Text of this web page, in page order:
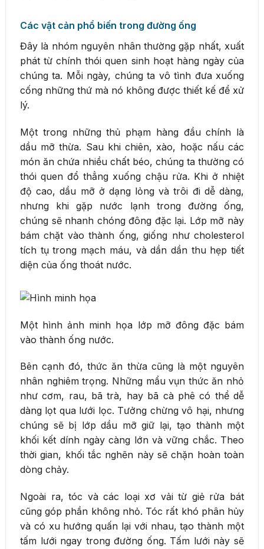
Các vật cản phổ biến trong đường ống
Đây là nhóm nguyên nhân thường gặp nhất, xuất
phát từ chính thói quen sinh hoạt hàng ngày của
chúng ta. Mỗi ngày, chúng ta vô tình đưa xuống
cống những thứ mà nó không được thiết kế để xử
lý.
Một trong những thủ phạm hàng đầu chính là
dầu mỡ thừa. Sau khi chiên, xào, hoặc nấu các
món ăn chứa nhiều chất béo, chúng ta thường có
thói quen đổ thẳng xuống chậu rửa. Khi ở nhiệt
độ cao, dầu mỡ ở dạng lỏng và trôi đi dễ dàng,
nhưng khi gặp nước lạnh trong đường ống,
chúng sẽ nhanh chóng đông đặc lại. Lớp mỡ này
bám chặt vào thành ống, giống như cholesterol
tích tụ trong mạch máu, và dần dần thu hẹp tiết
diện của ống thoát nước.
Một hình ảnh minh họa lớp mỡ đông đặc bám
vào thành ống nước.
Bên cạnh đó, thức ăn thừa cũng là một nguyên
nhân nghiêm trọng. Những mẩu vụn thức ăn nhỏ
như cơm, rau, bã trà, hay bã cà phê có thể dễ
dàng lọt qua lưới lọc. Tưởng chừng vô hại, nhưng
chúng sẽ bị lớp dầu mỡ giữ lại, tạo thành một
khối kết dính ngày càng lớn và vững chắc. Theo
thời gian, khối tắc nghẽn này sẽ chặn hoàn toàn
dòng chảy.
Ngoài ra, tóc và các loại xơ vải từ giẻ rửa bát
cũng góp phần không nhỏ. Tóc rất khó phân hủy
và có xu hướng quấn lại với nhau, tạo thành một
tấm lưới ngay trong đường ống. Tấm lưới này sẽ